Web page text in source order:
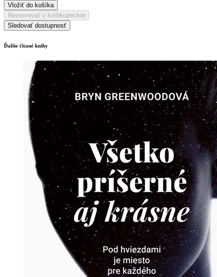
Vložiť do košíka
Rezervovať v kníhkupectve
Sledovať dostupnosť
Ďalšie čítané knihy